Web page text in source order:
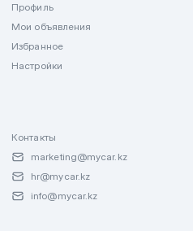
Профиль
Мои объявления
Избранное
Настройки
Контакты
marketing@mycar.kz
hr@mycar.kz
info@mycar.kz